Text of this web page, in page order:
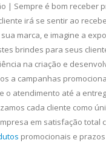
| Sempre é bom receber
irá se sentir ao
marca, e imagine a
brindes para seus
na criação e
a campanhas
o atendimento até a
cada cliente como
em satisfação total
promocionais e